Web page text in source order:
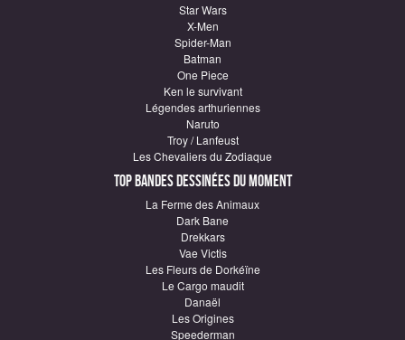
Star Wars
X-Men
Spider-Man
Batman
One Piece
Ken le survivant
Légendes arthuriennes
Naruto
Troy / Lanfeust
Les Chevaliers du Zodiaque
Top Bandes Dessinées du moment
La Ferme des Animaux
Dark Bane
Drekkars
Vae Victis
Les Fleurs de Dorkéïne
Le Cargo maudit
Danaël
Les Origines
Speederman